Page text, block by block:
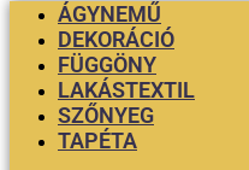
ÁGYNEMŰ
DEKORÁCIÓ
FÜGGÖNY
LAKÁSTEXTIL
SZŐNYEG
TAPÉTA